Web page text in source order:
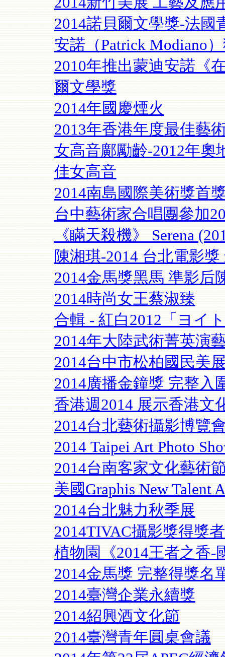
2014諾貝爾文學獎-法國
安諾（Patrick Modiano
2010年推出蒙迪安諾《
爾文學獎
2014年國慶煙火
2013年香港年度最佳藝
女高音鄺勵齡-2012年奧
佳女高音
2014南島國際美術獎首
台中藝術家合唱團參加
《瞞天殺機》 Serena
陳湘琪-2014 台北電影
2014金馬獎黑馬 準影后
2014時尚女王蔡淑臻
合輯 - 紅白2012「ヨイ
2014年大陸武術菁英演
2014台中市松柏國民美
2014廣播金鐘獎 完整入
香港週2014 展示香港文
2014台北藝術攝影博覽
2014 Taipei Art Photo
2014台南客家文化藝術
美國Graphis New Talent
2014台北魅力秋季展
2014TIVAC攝影獎得獎
植物園《2014王者之香-
2014金馬獎 完整得獎名
2014臺灣企業永續獎
2014紹興酒文化節
2014臺灣青年圓桌會議